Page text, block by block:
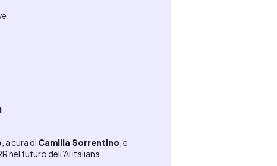
, a cura di Camilla Sorrentino , e
nel futuro dell’AI italiana.